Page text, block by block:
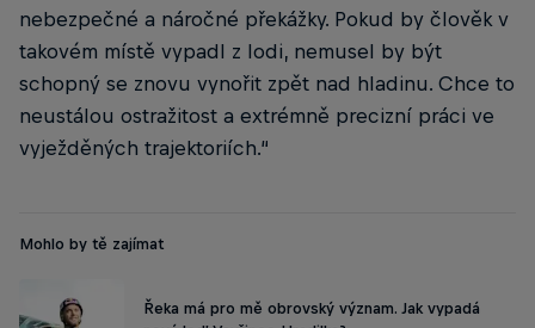
nebezpečné a náročné překážky. Pokud by člověk v
takovém místě vypadl z lodi, nemusel by být
schopný se znovu vynořit zpět nad hladinu. Chce to
neustálou ostražitost a extrémně precizní práci ve
vyježděných trajektoriích.“
Mohlo by tě zajímat
Řeka má pro mě obrovský význam. Jak vypadá